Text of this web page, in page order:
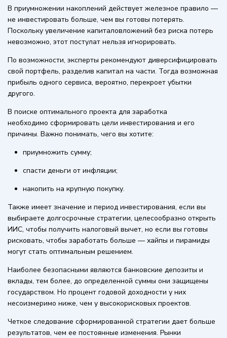
В приумножении накоплений действует железное правило —
не инвестировать больше, чем вы готовы потерять.
Поскольку увеличение капиталовложений без риска потерь
невозможно, этот постулат нельзя игнорировать.
По возможности, эксперты рекомендуют диверсифицировать
свой портфель, разделив капитал на части. Тогда возможная
прибыль одного сервиса, вероятно, перекроет убытки
другого.
В поиске оптимального проекта для заработка
необходимо сформировать цели инвестирования и его
причины. Важно понимать, чего вы хотите:
приумножить сумму;
спасти деньги от инфляции;
накопить на крупную покупку.
Также имеет значение и период инвестирования, если вы
выбираете долгосрочные стратегии, целесообразно открыть
ИИС, чтобы получить налоговый вычет, но если вы готовы
рисковать, чтобы заработать больше — хайпы и пирамиды
могут стать оптимальным решением.
Наиболее безопасными являются банковские депозиты и
вклады, тем более, до определенной суммы они защищены
государством. Но процент годовой доходности у них
несоизмеримо ниже, чем у высокорисковых проектов.
Четкое следование сформированной стратегии дает больше
результатов, чем ее постоянные изменения. Рынки